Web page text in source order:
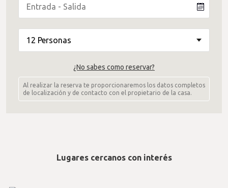
¿No sabes como reservar?
Al realizar la reserva te proporcionaremos los datos completos
de localización y de contacto con el propietario de la casa.
Lugares cercanos con interés